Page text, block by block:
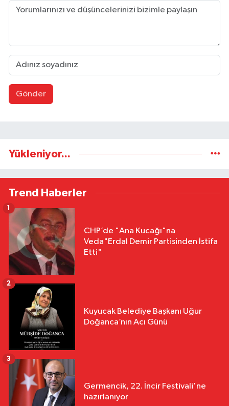
Gönder
Yükleniyor...
Trend Haberler
CHP’de "Ana Kucağı"na
Veda"Erdal Demir Partisinden İstifa
Etti"
1
Kuyucak Belediye Başkanı Uğur
Doğanca’nın Acı Günü
2
Germencik, 22. İncir Festivali'ne
hazırlanıyor
3